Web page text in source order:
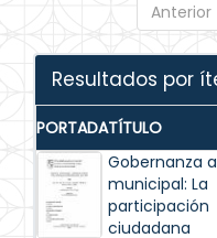
Anterior
Resultados por
PORTADATÍTULO
Gobernanza
municipal: La
participación
ciudadana